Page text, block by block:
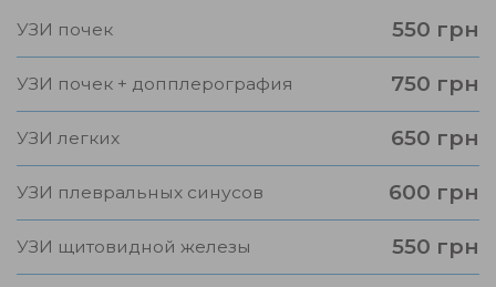
УЗИ почек 550 грн
УЗИ почек + допплерография 750 грн
УЗИ легких 650 грн
УЗИ плевральных синусов 600 грн
УЗИ щитовидной железы 550 грн